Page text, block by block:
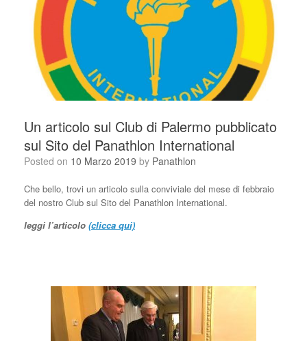
Un articolo sul Club di Palermo pubblicato
sul Sito del Panathlon International
Posted on 10 Marzo 2019 by Panathlon
Che bello, trovi un articolo sulla conviviale del mese di febbraio
del nostro Club sul Sito del Panathlon International.
leggi l’articolo (clicca qui)